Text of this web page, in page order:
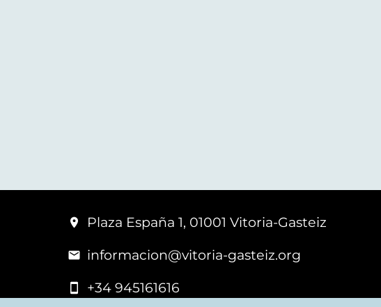
Plaza España 1, 01001 Vitoria-Gasteiz
informacion@vitoria-gasteiz.org
+34 945161616